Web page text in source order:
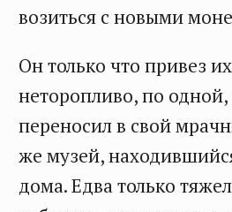
возиться с новыми
Он только что привез
неторопливо, по
переносил в свой
же музей,
дома. Едва только